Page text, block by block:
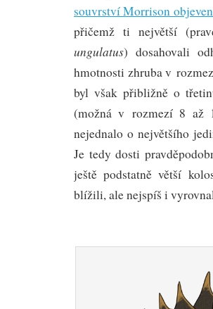
souvrství Morrison
přičemž ti největší
ungulatus) dosahovali
hmotnosti zhruba v
byl však přibližně o
(možná v rozmezí 8 až
nejednalo o největšího
Je tedy dosti
ještě podstatně větší
blížili, ale nejspíš i